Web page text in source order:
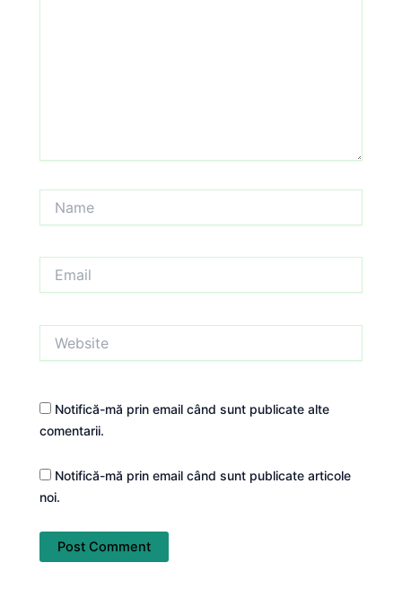
Notifică-mă prin email când sunt publicate alte
comentarii.
Notifică-mă prin email când sunt publicate articole
noi.